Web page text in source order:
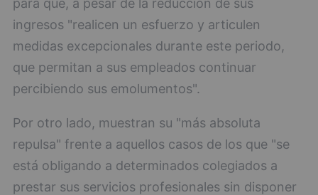
ingresos "realicen un esfuerzo y articulen
medidas excepcionales durante este periodo,
que permitan a sus empleados continuar
percibiendo sus emolumentos".
Por otro lado, muestran su "más absoluta
repulsa" frente a aquellos casos de los que "se
está obligando a determinados colegiados a
prestar sus servicios profesionales sin disponer